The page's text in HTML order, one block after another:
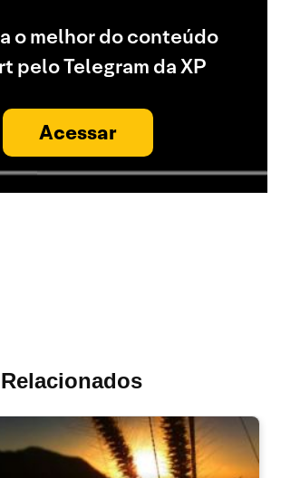
o melhor do conteúdo
pelo Telegram da XP
Acessar